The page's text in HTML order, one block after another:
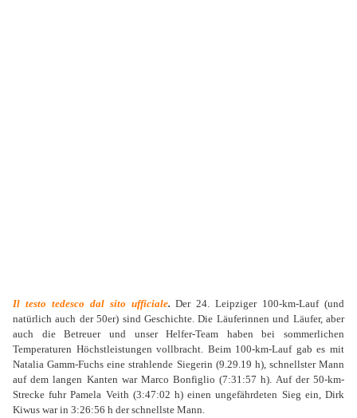
Il testo tedesco dal sito ufficiale.Der 24. Leipziger 100-km-Lauf (und
natürlich auch der 50er) sind Geschichte. Die Läuferinnen und Läufer, aber
auch die Betreuer und unser Helfer-Team haben bei sommerlichen
Temperaturen Höchstleistungen vollbracht. Beim 100-km-Lauf gab es mit
Natalia Gamm-Fuchs eine strahlende Siegerin (9.29.19 h), schnellster Mann
auf dem langen Kanten war Marco Bonfiglio (7:31:57 h). Auf der 50-km-
Strecke fuhr Pamela Veith (3:47:02 h) einen ungefährdeten Sieg ein, Dirk
Kiwus war in 3:26:56 h der schnellste Mann.